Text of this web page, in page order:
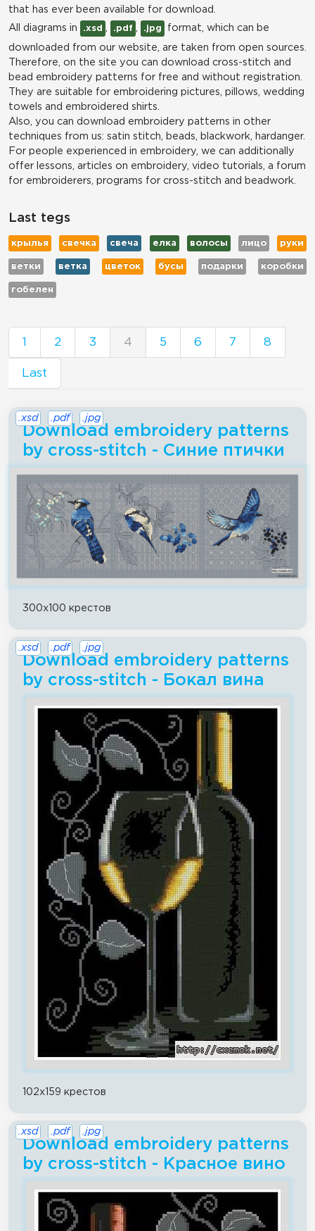
that has ever been available for download.
All diagrams in
.xsd .pdf .jpg format, which can be
downloaded from our website, are taken from open sources.
Therefore, on the site you can download cross-stitch and
bead embroidery patterns for free and without registration.
They are suitable for embroidering pictures, pillows, wedding
towels and embroidered shirts.
Also, you can download embroidery patterns in other
techniques from us: satin stitch, beads, blackwork, hardanger.
For people experienced in embroidery, we can additionally
offer lessons, articles on embroidery, video tutorials, a forum
for embroiderers, programs for cross-stitch and beadwork.
Last tegs
крылья свечка свеча елка волосы лицо руки
ветки ветка цветок бусы подарки коробки
гобелен
1 2 3 4 5 6 7 8
Last
Download embroidery patterns
by cross-stitch - Синие птички
.xsd .pdf .jpg
300x100 крестов
Download embroidery patterns
by cross-stitch - Бокал вина
.xsd .pdf .jpg
102x159 крестов
Download embroidery patterns
by cross-stitch - Красное вино
.xsd .pdf .jpg